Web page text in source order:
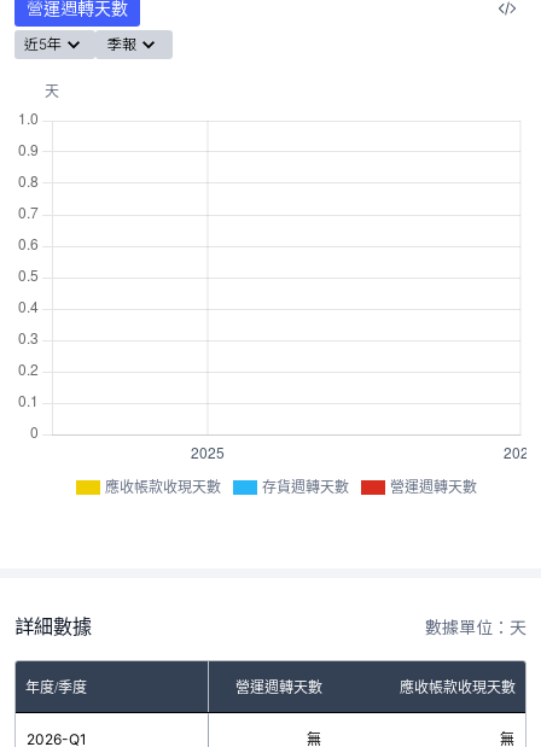
營運週轉天數
近5年 季報
應收帳款收現天數 存貨週轉天數 營運週轉天數
詳細數據 數據單位：天
年度/季度
存貨週轉天數 營運週轉天數 應收帳款收現天數
2026-Q1 無 無